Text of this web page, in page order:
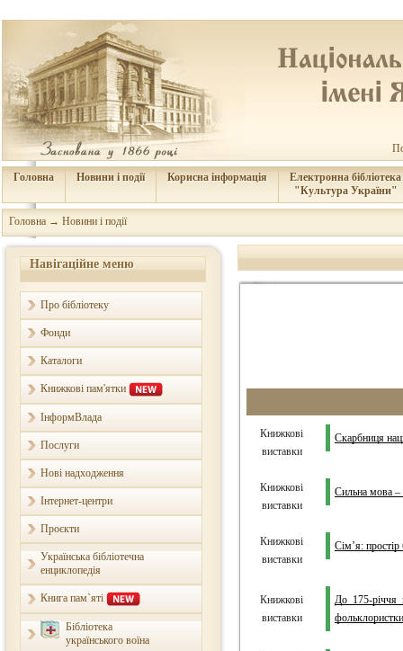
Головна Новини і події Корисна інформація
Електронна бібліотека
"Культура України"
Головна → Новини і події
Навігаційне меню
Про бібліотеку
Фонди
Каталоги
Книжкові пам'ятки
ІнформВлада
Послуги
Нові надходження
Інтернет-центри
Проєкти
Українська бібліотечна
енциклопедія
Книга пам`яті
Бібліотека
українського воїна
Книжкові
виставки
Скарбниця
Книжкові
виставки
Сильна мова –
Книжкові
виставки
Сім’я: простір
Книжкові
виставки
До 175-річчя